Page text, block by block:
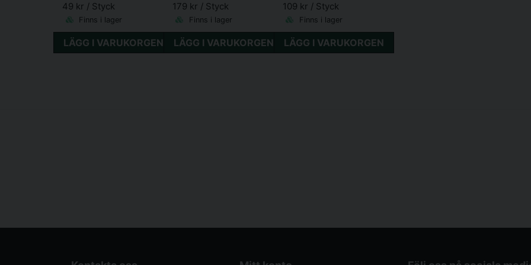
49 kr / Styck
Finns i lager
LÄGG I VARUKORGEN
179 kr / Styck
Finns i lager
LÄGG I VARUKORGEN
109 kr / Styck
Finns i lager
LÄGG I VARUKORGEN